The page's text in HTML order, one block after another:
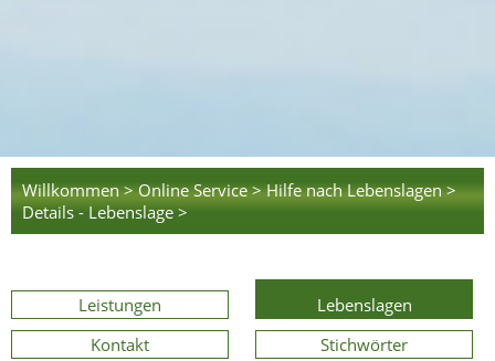
Willkommen > Online Service > Hilfe nach Lebenslagen >
Details - Lebenslage >
Leistungen
Lebenslagen
Kontakt
Stichwörter